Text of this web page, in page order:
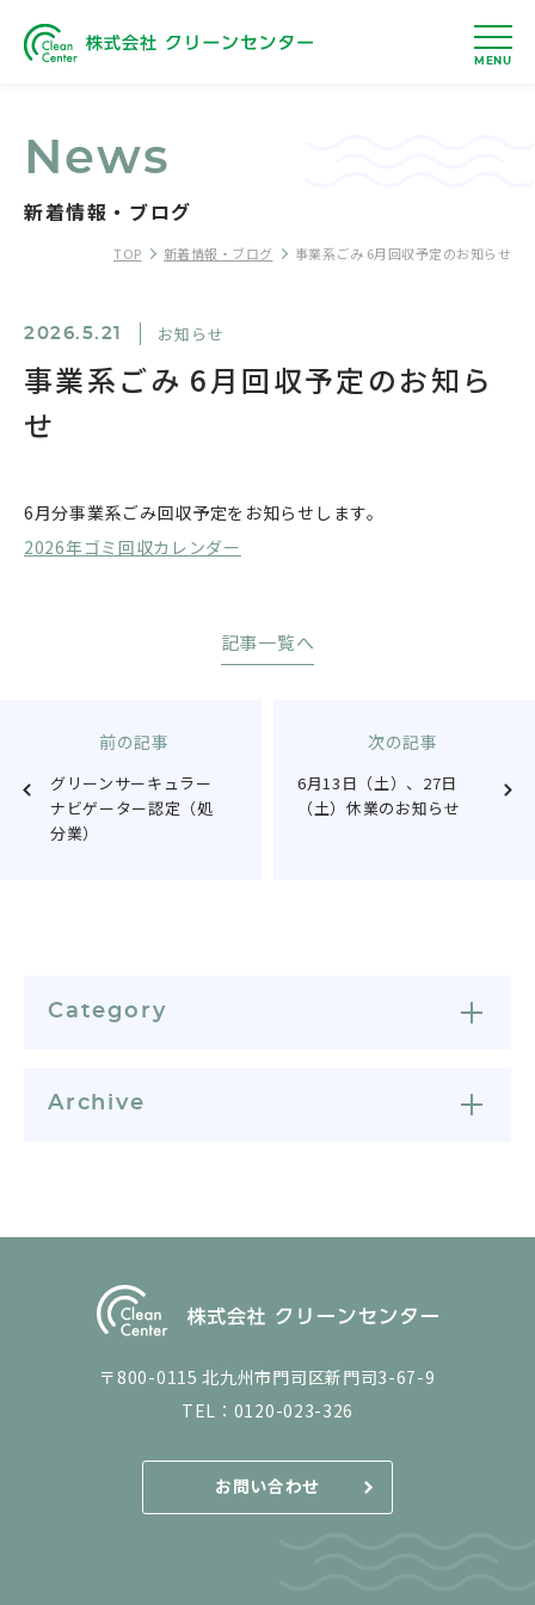
MENU
News
新着情報・ブログ
TOP 新着情報・ブログ 事業系ごみ 6月回収予定のお知らせ
事業系ごみ 6月回収予定のお知ら
せ
2026.5.21 お知らせ
6月分事業系ごみ回収予定をお知らせします。
2026年ゴミ回収カレンダー
Category
Archive
前の記事
グリーンサーキュラー
ナビゲーター認定（処
分業）
記事一覧へ
次の記事
6月13日（土）、27日
（土）休業のお知らせ
〒800-0115 北九州市門司区新門司3-67-9
TEL： 0120-023-326
お問い合わせ